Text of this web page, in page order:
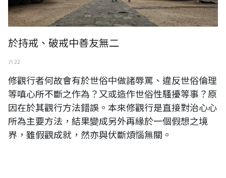
於持戒、破戒中善友無二
六 22
修觀行者何故會有於世俗中做諸辱罵、違反世俗倫理
等嗔心所不斷之作為？又或造作世俗性騷擾等事？原
因在於其觀行方法錯誤。本來修觀行是直接對治心心
所為主要方法，結果變成另外再緣於一個假想之境
界，雖假觀成就，然亦與伏斷煩惱無關。